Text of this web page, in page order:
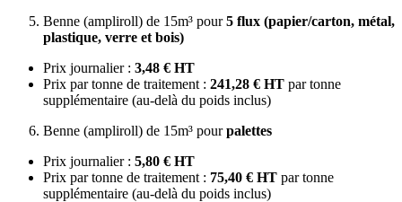
Benne (ampliroll) de 15m³ pour5 flux (papier/carton, métal,
plastique, verre et bois)
Prix journalier : 3,48 € HT
Prix par tonne de traitement : 241,28 € HT par tonne
supplémentaire (au-delà du poids inclus)
Benne (ampliroll) de 15m³ pourpalettes
Prix journalier : 5,80 € HT
Prix par tonne de traitement : 75,40 € HT par tonne
supplémentaire (au-delà du poids inclus)